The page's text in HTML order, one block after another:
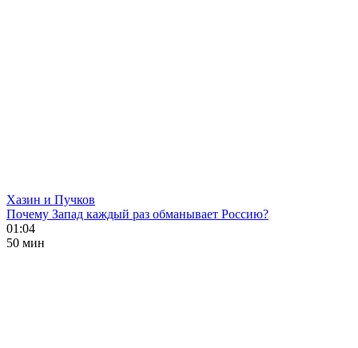
Хазин и Пучков
Почему Запад каждый раз обманывает Россию?
01:04
50 мин